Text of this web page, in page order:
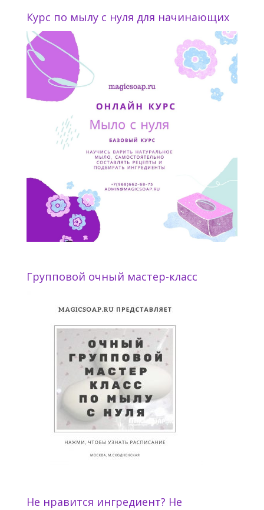
Курс по мылу с нуля для начинающих
Групповой очный мастер-класс
Не нравится ингредиент? Не